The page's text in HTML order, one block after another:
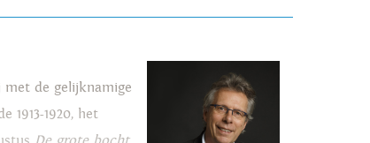
de gelijknamige
1920, het